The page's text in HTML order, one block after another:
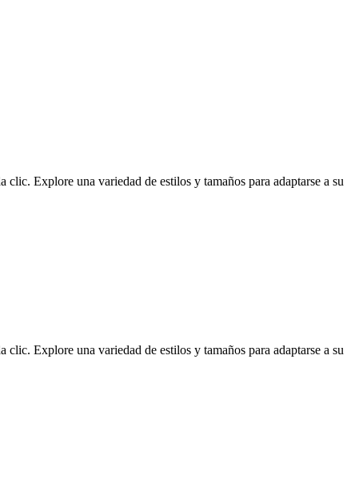
Explore una variedad de estilos y tamaños para adaptarse a su
Explore una variedad de estilos y tamaños para adaptarse a su